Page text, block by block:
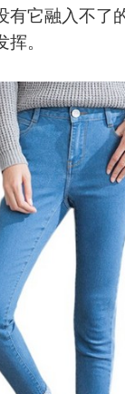
有它融入不了
。